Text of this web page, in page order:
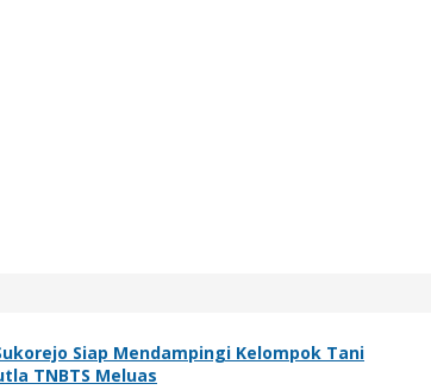
Siap Mendampingi Kelompok Tani
TNBTS Meluas